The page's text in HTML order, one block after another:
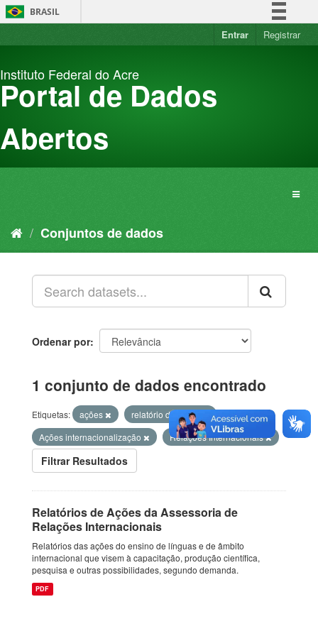
Pular
para
BRASIL
Simplifique!
Acesso à informação
Entrar Registrar
Instituto Federal do Acre
Portal de Dados
Abertos
Conjuntos de dados
Ordenar por
1 conjunto de dados encontrado
Etiquetas: ações
relatório de ações
Ações internacionalização
Relações Internacionais
Filtrar Resultados
Relatórios de Ações da Assessoria de
Relações Internacionais
Relatórios das ações do ensino de línguas e de âmbito
internacional que visem à capacitação, produção científica,
pesquisa e outras possibilidades, segundo demanda.
PDF